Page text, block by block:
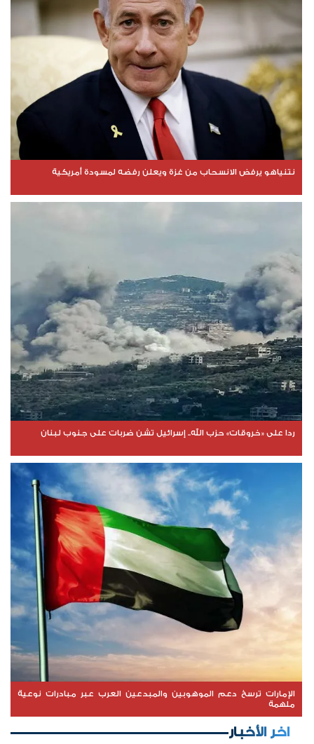
نتنياهو يرفض الانسحاب من غزة ويعلن رفضه لمسودة أمريكية
ردا على «خروقات» حزب الله.. إسرائيل تشن ضربات على جنوب لبنان
الإمارات ترسخ دعم الموهوبين والمبدعين العرب عبر مبادرات نوعية
ملهمة
اخر الأخبار